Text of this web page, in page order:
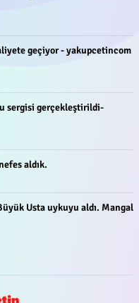
geçiyor - yakupcetincom
sergisi gerçekleştirildi-
aldık.
Usta uykuyu aldı. Mangal